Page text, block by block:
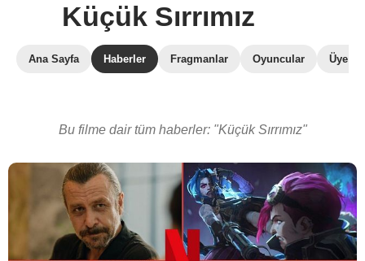
Küçük Sırrımız
Ana Sayfa Haberler Fragmanlar Oyuncular Üye
Bu filme dair tüm haberler: "Küçük Sırrımız"